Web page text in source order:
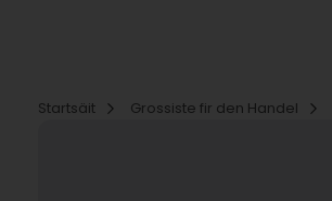
Startsäit
Grossiste fir den Handel